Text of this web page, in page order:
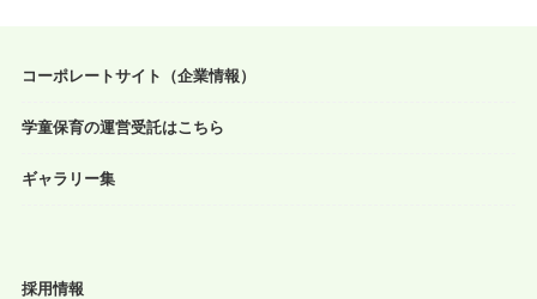
コーポレートサイト（企業情報）
学童保育の運営受託はこちら
ギャラリー集
採用情報